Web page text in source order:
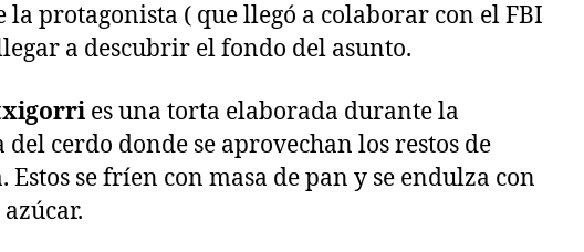
la protagonista ( que llegó a colaborar con el FBI
a descubrir el fondo del asunto.
es una torta elaborada durante la
del cerdo donde se aprovechan los restos de
Estos se fríen con masa de pan y se endulza con